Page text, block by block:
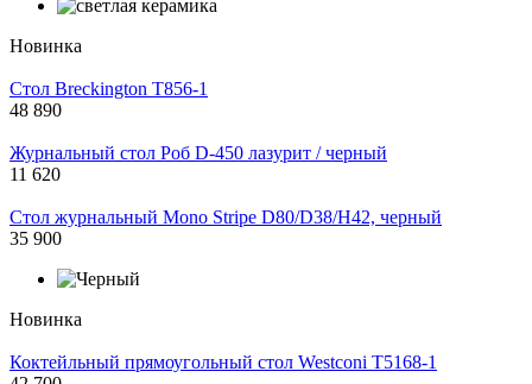
Новинка
Стол Breckington T856-1
48 890
Журнальный стол Роб D-450 лазурит / черный
11 620
Стол журнальный Mono Stripe D80/D38/H42, черный
35 900
Новинка
Коктейльный прямоугольный стол Westconi T5168-1